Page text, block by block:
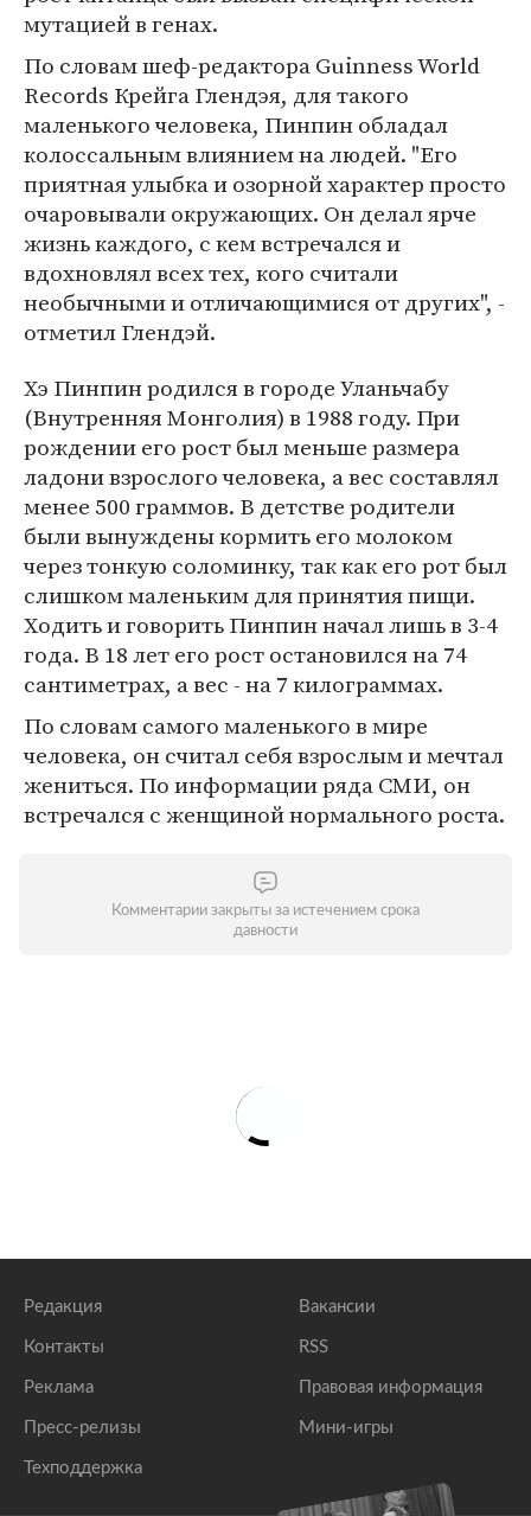
мутацией в генах.
По словам шеф-редактора Guinness World
Records Крейга Глендэя, для такого
маленького человека, Пинпин обладал
колоссальным влиянием на людей. "Его
приятная улыбка и озорной характер просто
очаровывали окружающих. Он делал ярче
жизнь каждого, с кем встречался и
вдохновлял всех тех, кого считали
необычными и отличающимися от других", -
отметил Глендэй.
Хэ Пинпин родился в городе Уланьчабу
(Внутренняя Монголия) в 1988 году. При
рождении его рост был меньше размера
ладони взрослого человека, а вес составлял
менее 500 граммов. В детстве родители
были вынуждены кормить его молоком
через тонкую соломинку, так как его рот был
слишком маленьким для принятия пищи.
Ходить и говорить Пинпин начал лишь в 3-4
года. В 18 лет его рост остановился на 74
сантиметрах, а вес - на 7 килограммах.
По словам самого маленького в мире
человека, он считал себя взрослым и мечтал
жениться. По информации ряда СМИ, он
встречался с женщиной нормального роста.
Комментарии закрыты за истечением срока
давности
Редакция
Контакты
Реклама
Пресс-релизы
Техподдержка
Вакансии
RSS
Правовая информация
Мини-игры